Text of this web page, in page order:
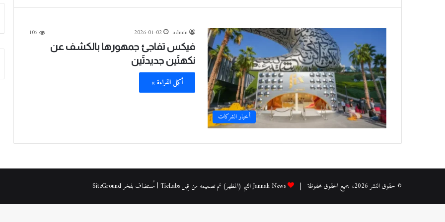
أخبار الشركات
admin
2026-01-02
105
فيكس تفاجئ جمهورها بالكشف عن
نكهتَين جديدتَين
أكمل القراءة »
© حقوق النشر 2026، جميع الحقوق محفوظة | Jannah News الثيم (المظهر) تم تصميمه من قِبل TieLabs | مُستضاف بفخرSiteGround